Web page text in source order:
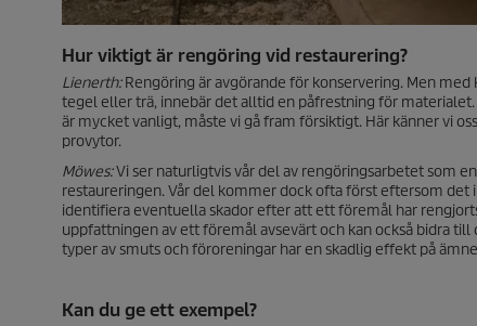
Hur viktigt är rengöring vid restaurering?
Lienerth:Rengöring är avgörande för konservering. Men
tegel eller trä, innebär det alltid en påfrestning för
är mycket vanligt, måste vi gå fram försiktigt. Här känner vi
provytor.
Möwes:Vi ser naturligtvis vår del av rengöringsarbetet som
restaureringen. Vår del kommer dock ofta först eftersom det
identifiera eventuella skador efter att ett föremål har
uppfattningen av ett föremål avsevärt och kan också bidra
typer av smuts och föroreningar har en skadlig effekt på
Kan du ge ett exempel?